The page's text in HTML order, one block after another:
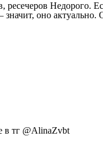
Недорого.
оно актуально.
в тг @AlinaZvbt